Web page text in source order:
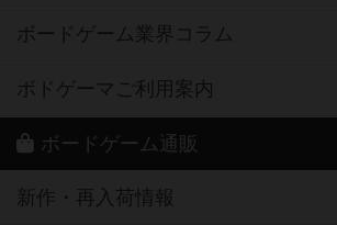
ボードゲーム業界コラム
ボドゲーマご利用案内
ボードゲーム通販
新作・再入荷情報